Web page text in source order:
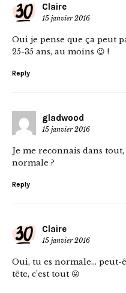
Claire
15 janvier 2016
Oui je pense que ça peut
25-35 ans, au moins 😉 !
Reply
gladwood
15 janvier 2016
Je me reconnais dans
normale ?
Reply
Claire
15 janvier 2016
Oui, tu es normale… peut-
tête, c’est tout 😛